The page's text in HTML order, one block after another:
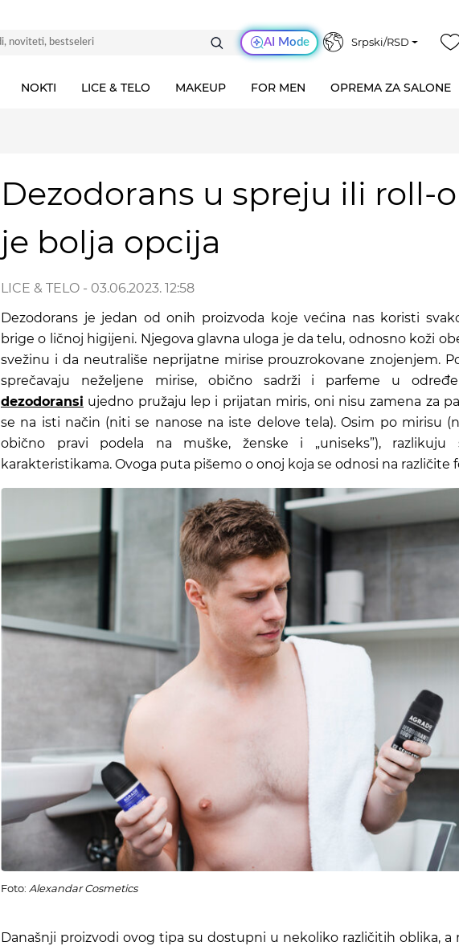
AI Mode Srpski/RSD
NOKTI LICE & TELO MAKEUP FOR MEN OPREMA ZA SALONE
Dezodorans u spreju ili roll-
je bolja opcija
LICE & TELO - 03.06.2023. 12:58
Dezodorans je jedan od onih proizvoda koje većina nas koristi
brige o ličnoj higijeni. Njegova glavna uloga je da telu, odnosno koži
svežinu i da neutrališe neprijatne mirise prouzrokovane znojenjem.
sprečavaju neželjene mirise, obično sadrži i parfeme u
dezodoransi ujedno pružaju lep i prijatan miris, oni nisu zamena za
se na isti način (niti se nanose na iste delove tela). Osim po mirisu
obično pravi podela na muške, ženske i „uniseks”),
karakteristikama. Ovoga puta pišemo o onoj koja se odnosi na različite
Foto: Alexandar Cosmetics
Današnji proizvodi ovog tipa su dostupni u nekoliko različitih oblika, a